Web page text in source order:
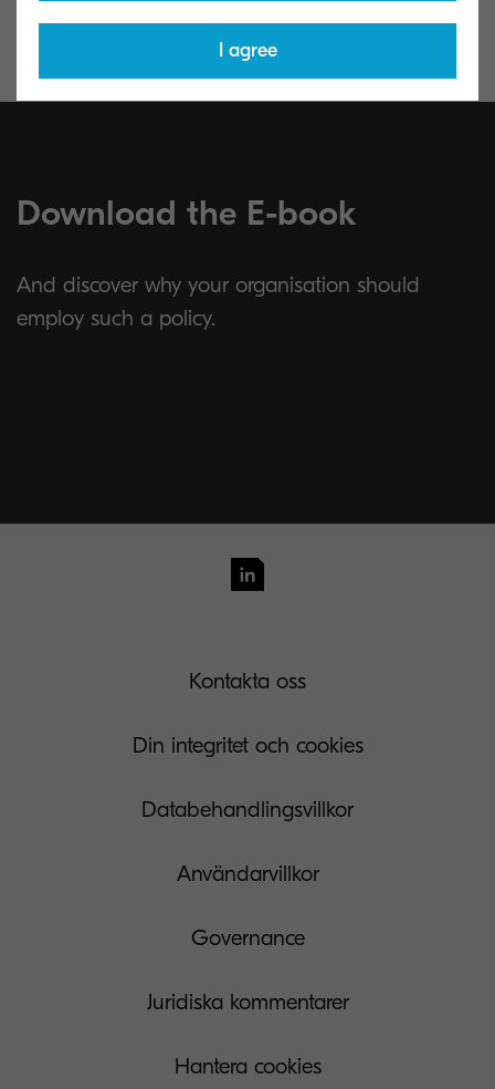
Download the E-book
And discover why your organisation should
employ such a policy.
Kontakta oss
Din integritet och cookies
Databehandlingsvillkor
Användarvillkor
Governance
Juridiska kommentarer
Hantera cookies
I agree